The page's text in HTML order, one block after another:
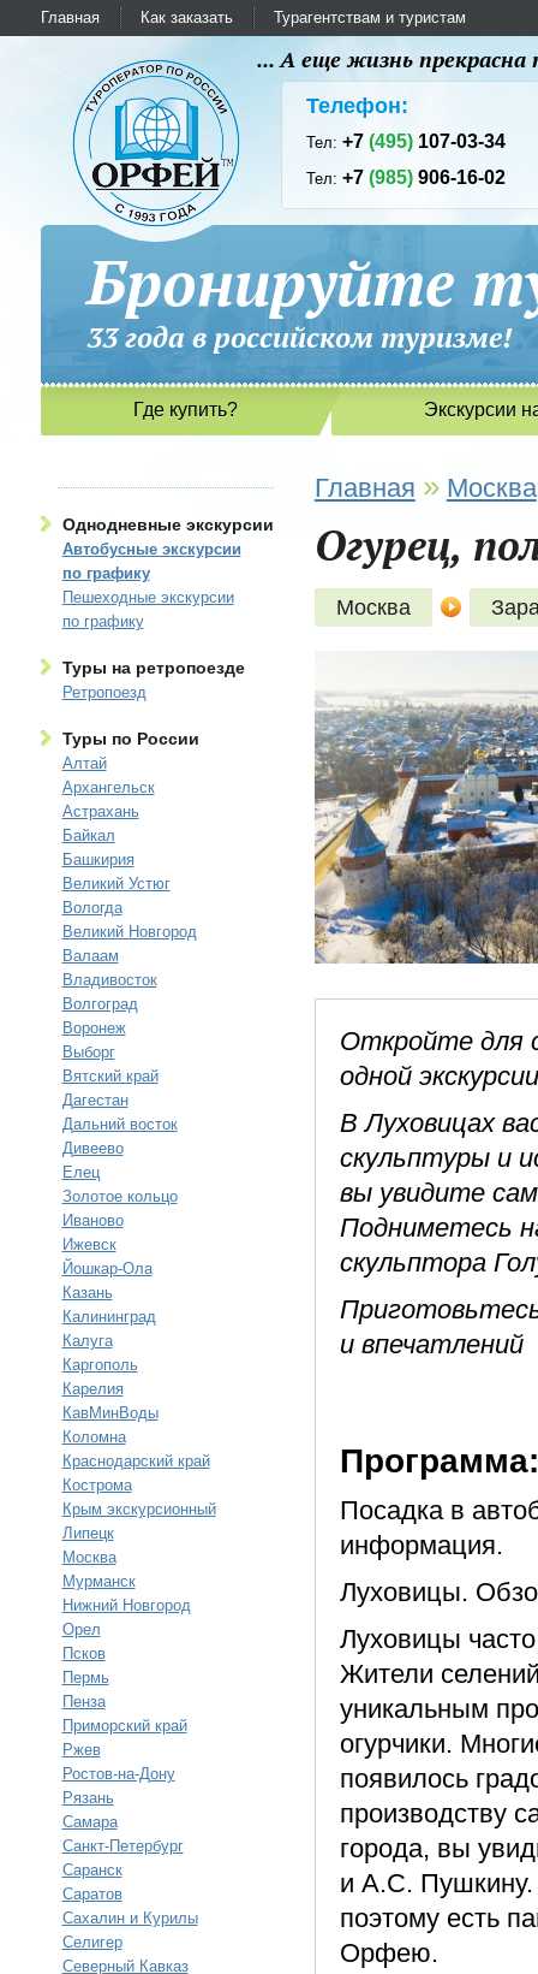
Главная Как заказать Турагентствам и туристам
... А еще жизнь
Телефон:
Тел:+7(495) 107-03-34
Тел:+7(985) 906-16-02
Бронируйте
33 года в российском
Где купить? Экскурсии
Однодневные экскурсии
Автобусные экскурсии
по графику
Пешеходные экскурсии
по графику
Туры на ретропоезде
Ретропоезд
Туры по России
Алтай
Архангельск
Астрахань
Байкал
Башкирия
Великий Устюг
Вологда
Великий Новгород
Валаам
Владивосток
Волгоград
Воронеж
Выборг
Вятский край
Дагестан
Дальний восток
Дивеево
Елец
Золотое кольцо
Иваново
Ижевск
Йошкар-Ола
Казань
Калининград
Калуга
Каргополь
Карелия
КавМинВоды
Коломна
Краснодарский край
Кострома
Крым экскурсионный
Липецк
Москва
Мурманск
Нижний Новгород
Орел
Псков
Пермь
Пенза
Приморский край
Ржев
Ростов-на-Дону
Рязань
Самара
Санкт-Петербург
Саранск
Саратов
Сахалин и Курилы
Селигер
Северный Кавказ
Главная » Москва
Огурец,
Москва
Откройте для
одной
В Луховицах
скульптуры и
вы увидите
Подниметесь
скульптора
и впечатлений
Программа:
Посадка в
информация.
Луховицы.
Луховицы
Жители
уникальным
огурчики.
появилось
производству
города, вы
и А.С.
поэтому есть
Орфею.